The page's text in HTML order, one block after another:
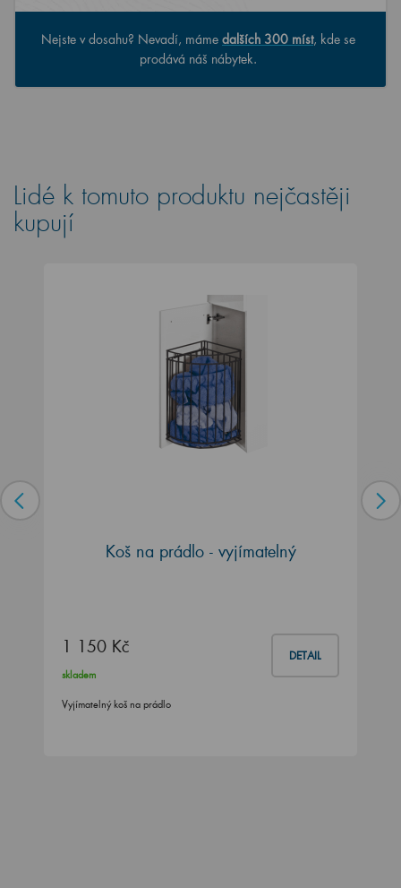
Nejste v dosahu? Nevadí, máme dalších 300 míst, kde se
prodává náš nábytek.
Lidé k tomuto produktu nejčastěji
kupují
Koš na prádlo - vyjímatelný
1 150 Kč DETAIL
skladem
Vyjímatelný koš na prádlo